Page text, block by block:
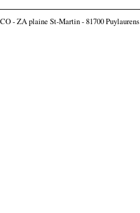
- ZA plaine St-Martin - 81700 Puylaurens